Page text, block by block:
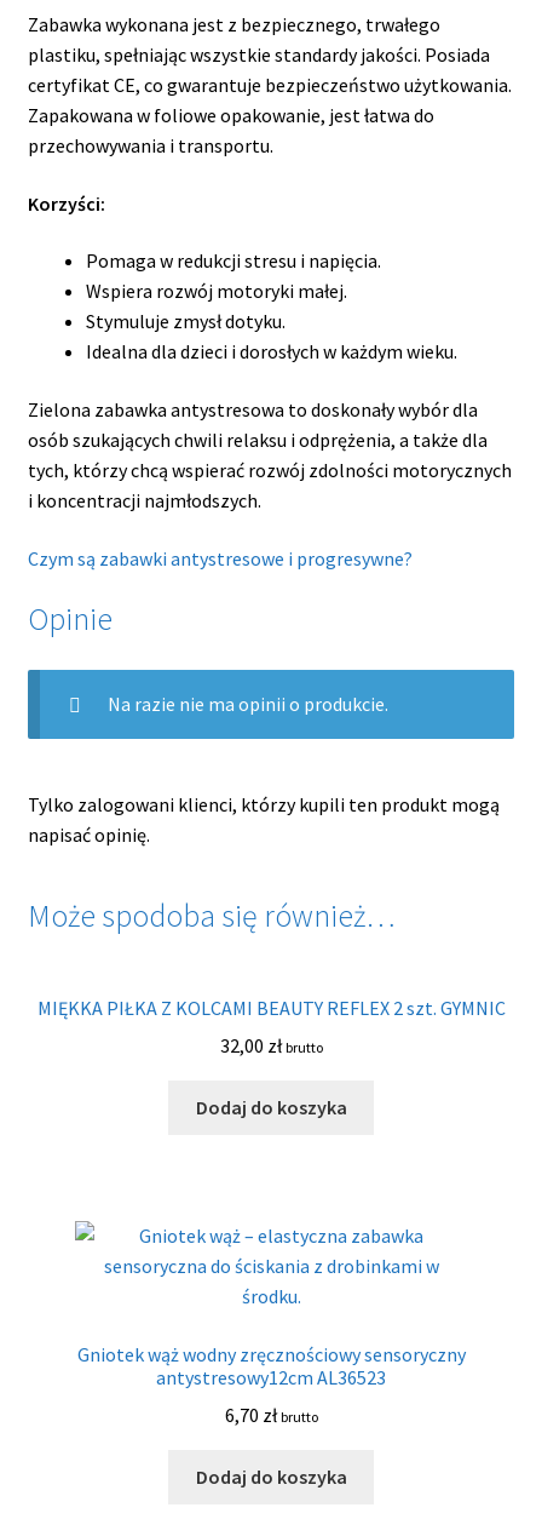
Zabawka wykonana jest z bezpiecznego, trwałego
plastiku, spełniając wszystkie standardy jakości. Posiada
certyfikat CE, co gwarantuje bezpieczeństwo użytkowania.
Zapakowana w foliowe opakowanie, jest łatwa do
przechowywania i transportu.
Korzyści:
Pomaga w redukcji stresu i napięcia.
Wspiera rozwój motoryki małej.
Stymuluje zmysł dotyku.
Idealna dla dzieci i dorosłych w każdym wieku.
Zielona zabawka antystresowa to doskonały wybór dla
osób szukających chwili relaksu i odprężenia, a także dla
tych, którzy chcą wspierać rozwój zdolności motorycznych
i koncentracji najmłodszych.
Czym są zabawki antystresowe i progresywne?
Opinie
Na razie nie ma opinii o produkcie.
Tylko zalogowani klienci, którzy kupili ten produkt mogą
napisać opinię.
Może spodoba się również…
MIĘKKA PIŁKA Z KOLCAMI BEAUTY REFLEX 2 szt. GYMNIC
32,00 zł brutto
Dodaj do koszyka
Gniotek wąż wodny zręcznościowy sensoryczny
antystresowy12cm AL36523
6,70 zł brutto
Dodaj do koszyka